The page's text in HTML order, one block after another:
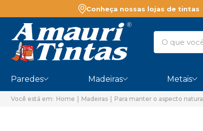
Conheça nossas lojas de tintas
Paredes Madeiras Metais
Home Madeiras Para manter o aspecto natural